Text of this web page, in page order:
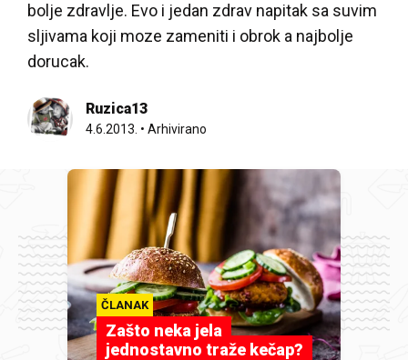
bolje zdravlje. Evo i jedan zdrav napitak sa suvim
sljivama koji moze zameniti i obrok a najbolje
dorucak.
Ruzica13
4.6.2013. • Arhivirano
ČLANAK
Zašto neka jela
jednostavno traže kečap?